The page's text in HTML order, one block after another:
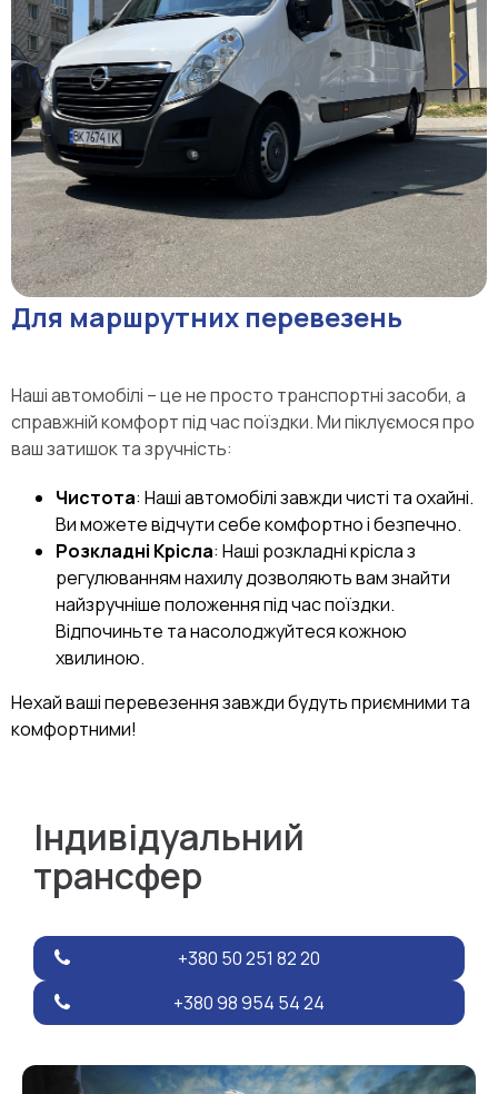
Для маршрутних перевезень
Наші автомобілі – це не просто транспортні засоби, а
справжній комфорт під час поїздки. Ми піклуємося про
ваш затишок та зручність:
Чистота: Наші автомобілі завжди чисті та охайні.
Ви можете відчути себе комфортно і безпечно.
Розкладні Крісла: Наші розкладні крісла з
регулюванням нахилу дозволяють вам знайти
найзручніше положення під час поїздки.
Відпочиньте та насолоджуйтеся кожною
хвилиною.
Нехай ваші перевезення завжди будуть приємними та
комфортними!
Індивідуальний
трансфер
+380 50 251 82 20
+380 98 954 54 24